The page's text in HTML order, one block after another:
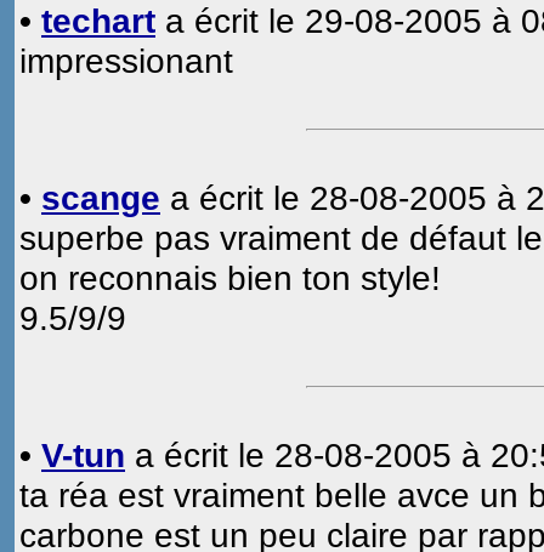
• techart a écrit le 29-08-2005 à
impressionant
• scange a écrit le 28-08-2005 à
superbe pas vraiment de défaut
on reconnais bien ton style!
9.5/9/9
• V-tun a écrit le 28-08-2005 à
ta réa est vraiment belle avce un
carbone est un peu claire par